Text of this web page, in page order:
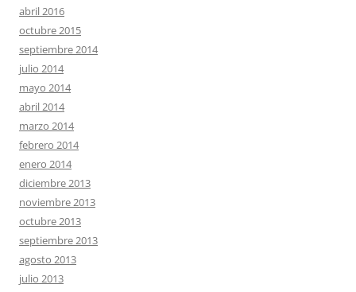
abril 2016
octubre 2015
septiembre 2014
julio 2014
mayo 2014
abril 2014
marzo 2014
febrero 2014
enero 2014
diciembre 2013
noviembre 2013
octubre 2013
septiembre 2013
agosto 2013
julio 2013